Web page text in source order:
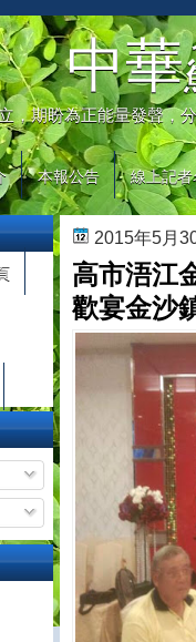
中
，期盼為正能量發聲，
本報公告 線上記
2015年5月
高市浯江
歡宴金沙